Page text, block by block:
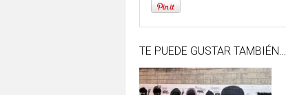
TE PUEDE GUSTAR TAMBIÉN…